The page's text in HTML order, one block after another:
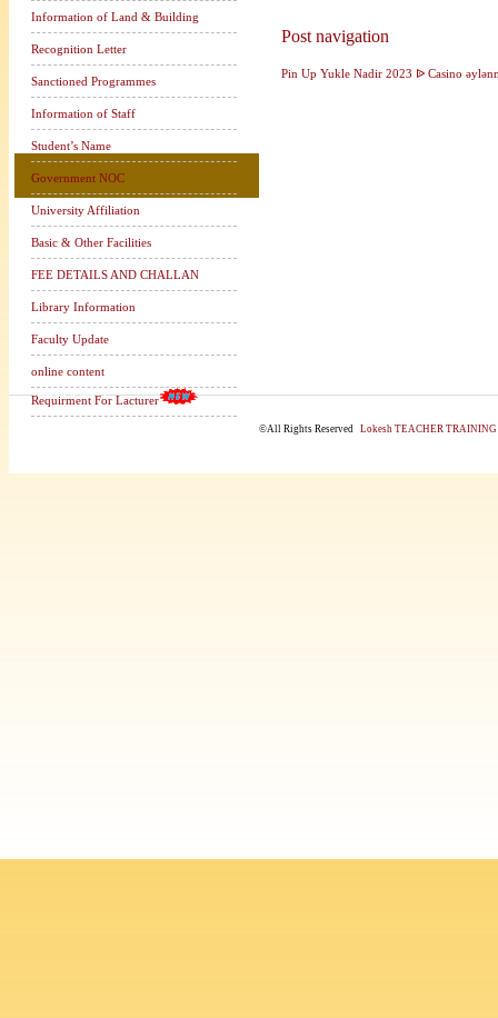
Information of Land & Building
Recognition Letter
Sanctioned Programmes
Information of Staff
Student’s Name
Government NOC
University Affiliation
Basic & Other Facilities
FEE DETAILS AND CHALLAN
Library Information
Faculty Update
online content
What's New
Requirment For Lacturer
Post navigation
Pin Up Yukle Nadir 2023 ᐉ Casino
©All Rights Reserved Lokesh TEACHER TRAINING